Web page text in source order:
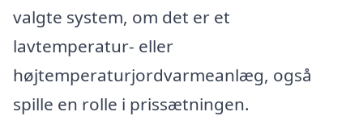
valgte system, om det er et
lavtemperatur- eller
højtemperaturjordvarmeanlæg, også
spille en rolle i prissætningen.